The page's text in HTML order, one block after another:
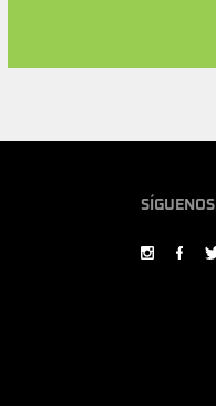
SÍGUENOS